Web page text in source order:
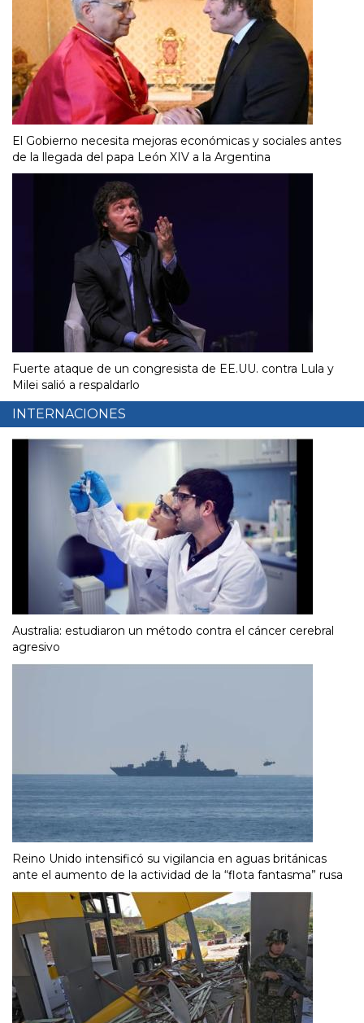
El Gobierno necesita mejoras económicas y sociales antes
de la llegada del papa León XIV a la Argentina
Fuerte ataque de un congresista de EE.UU. contra Lula y
Milei salió a respaldarlo
INTERNACIONES
Australia: estudiaron un método contra el cáncer cerebral
agresivo
Reino Unido intensificó su vigilancia en aguas británicas
ante el aumento de la actividad de la “flota fantasma” rusa